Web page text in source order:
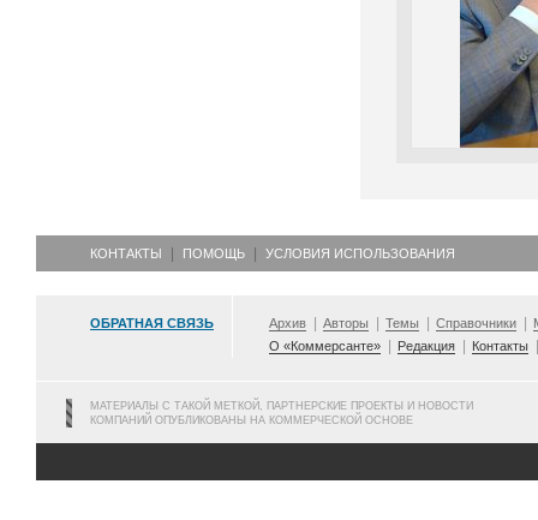
КОНТАКТЫ ПОМОЩЬ УСЛОВИЯ ИСПОЛЬЗОВАНИЯ
ОБРАТНАЯ СВЯЗЬ Архив Авторы Темы Справочники
О «Коммерсанте»
Редакция Контакты
МАТЕРИАЛЫ С ТАКОЙ МЕТКОЙ, ПАРТНЕРСКИЕ ПРОЕКТЫ И НОВОСТИ
КОМПАНИЙ ОПУБЛИКОВАНЫ НА КОММЕРЧЕСКОЙ ОСНОВЕ